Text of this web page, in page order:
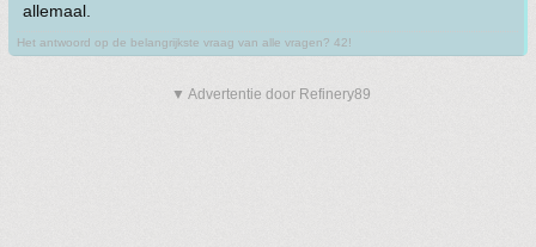
allemaal.
Het antwoord op de belangrijkste vraag van alle vragen? 42!
▼ Advertentie door Refinery89